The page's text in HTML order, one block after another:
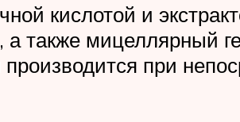
кислотой и
также мицеллярный
при